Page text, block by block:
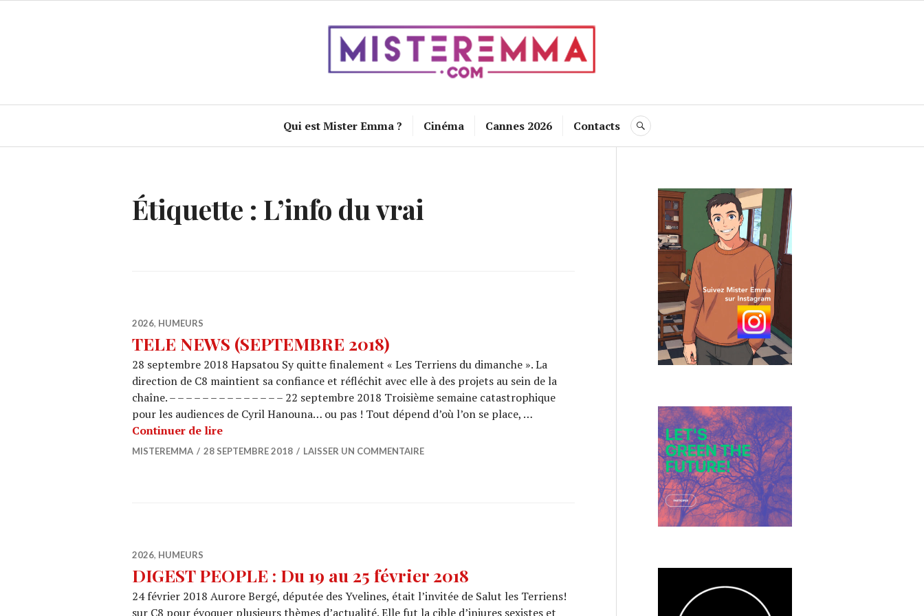
Qui est Mister Emma ? Cinéma Cannes 2026 Contacts RECHERCHE
Étiquette : L’info du vrai
2026, HUMEURS
TELE NEWS (SEPTEMBRE 2018)
28 septembre 2018 Hapsatou Sy quitte finalement « Les Terriens du dimanche ». La
direction de C8 maintient sa confiance et réfléchit avec elle à des projets au sein de la
chaîne. – – – – – – – – – – – – – – 22 septembre 2018 Troisième semaine catastrophique
pour les audiences de Cyril Hanouna… ou pas ! Tout dépend d’où l’on se place, …
Continuer de lireTELE NEWS (SEPTEMBRE 2018)
MISTEREMMA 28 SEPTEMBRE 2018 LAISSER UN COMMENTAIRE
2026, HUMEURS
DIGEST PEOPLE : Du 19 au 25 février 2018
24 février 2018 Aurore Bergé, députée des Yvelines, était l’invitée de Salut les Terriens!
sur C8 pour évoquer plusieurs thèmes d’actualité. Elle fut la cible d’injures sexistes et